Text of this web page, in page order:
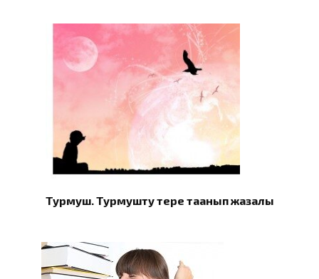
Турмуш. Турмушту терең таанып жазалы